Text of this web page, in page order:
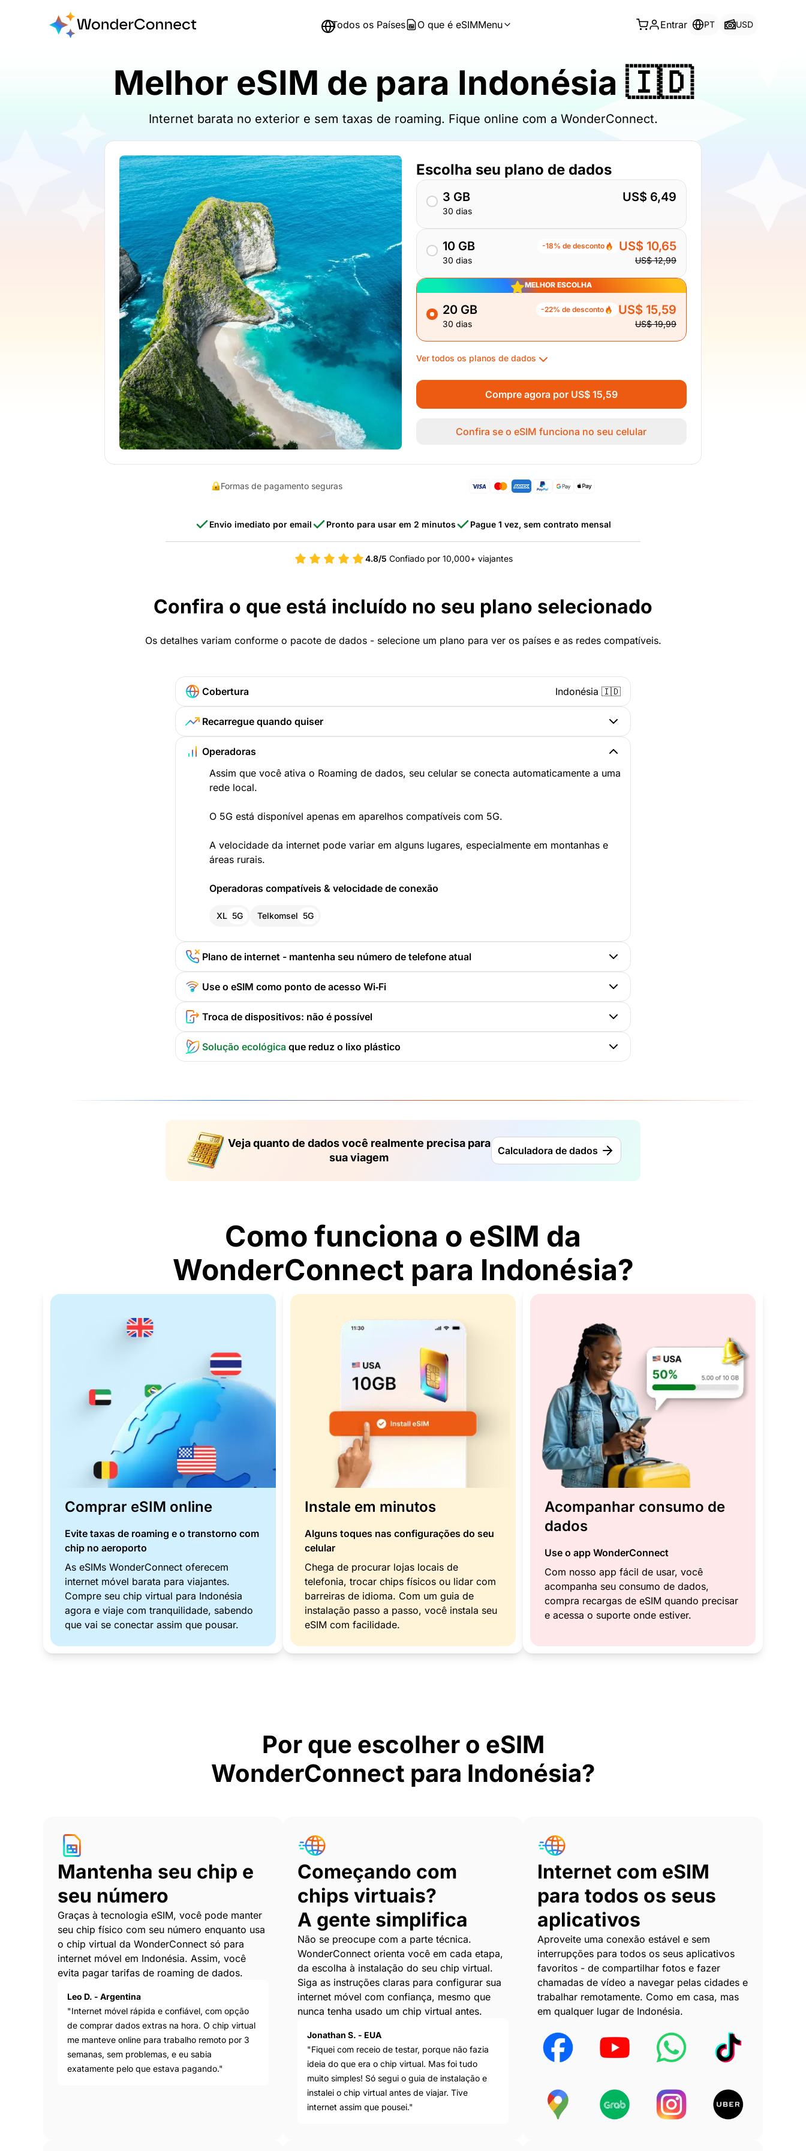
Todos os Países O que é eSIMMenu Entrar PT USD
Melhor eSIM de para Indonésia 🇮🇩
Internet barata no exterior e sem taxas de roaming. Fique online com a WonderConnect.
Escolha seu plano de dados
3 GB
30 dias
US$ 6,49
10 GB
30 dias
-18% de desconto US$ 10,65
US$ 12,99
MELHOR ESCOLHA
20 GB
30 dias
-22% de desconto US$ 15,59
US$ 19,99
Ver todos os planos de dados
Compre agora por US$ 15,59
Confira se o eSIM funciona no seu celular
Formas de pagamento seguras
Envio imediato por email Pronto para usar em 2 minutos Pague 1 vez, sem contrato mensal
4.8/5 Confiado por 10,000+ viajantes
Confira o que está incluído no seu plano selecionado
Os detalhes variam conforme o pacote de dados - selecione um plano para ver os países e as redes compatíveis.
Cobertura Indonésia 🇮🇩
Recarregue quando quiser
Operadoras
Assim que você ativa o Roaming de dados, seu celular se conecta automaticamente a uma
rede local.
O 5G está disponível apenas em aparelhos compatíveis com 5G.
A velocidade da internet pode variar em alguns lugares, especialmente em montanhas e
áreas rurais.
Operadoras compatíveis & velocidade de conexão
XL 5G Telkomsel 5G
Plano de internet - mantenha seu número de telefone atual
Use o eSIM como ponto de acesso Wi‑Fi
Troca de dispositivos: não é possível
Solução ecológica que reduz o lixo plástico
Veja quanto de dados você realmente precisa para
sua viagem
Calculadora de dados
Como funciona o eSIM da
WonderConnect para Indonésia?
Comprar eSIM online
Evite taxas de roaming e o transtorno com
chip no aeroporto
As eSIMs WonderConnect oferecem
internet móvel barata para viajantes.
Compre seu chip virtual para Indonésia
agora e viaje com tranquilidade, sabendo
que vai se conectar assim que pousar.
Instale em minutos
Alguns toques nas configurações do seu
celular
Chega de procurar lojas locais de
telefonia, trocar chips físicos ou lidar com
barreiras de idioma. Com um guia de
instalação passo a passo, você instala seu
eSIM com facilidade.
Acompanhar consumo de
dados
Use o app WonderConnect
Com nosso app fácil de usar, você
acompanha seu consumo de dados,
compra recargas de eSIM quando precisar
e acessa o suporte onde estiver.
Por que escolher o eSIM
WonderConnect para Indonésia?
Mantenha seu chip e
seu número
Graças à tecnologia eSIM, você pode manter
seu chip físico com seu número enquanto usa
o chip virtual da WonderConnect só para
internet móvel em Indonésia. Assim, você
evita pagar tarifas de roaming de dados.
Leo D. - Argentina
"Internet móvel rápida e confiável, com opção
de comprar dados extras na hora. O chip virtual
me manteve online para trabalho remoto por 3
semanas, sem problemas, e eu sabia
exatamente pelo que estava pagando."
Começando com
chips virtuais?
A gente simplifica
Não se preocupe com a parte técnica.
WonderConnect orienta você em cada etapa,
da escolha à instalação do seu chip virtual.
Siga as instruções claras para configurar sua
internet móvel com confiança, mesmo que
nunca tenha usado um chip virtual antes.
Jonathan S. - EUA
"Fiquei com receio de testar, porque não fazia
ideia do que era o chip virtual. Mas foi tudo
muito simples! Só segui o guia de instalação e
instalei o chip virtual antes de viajar. Tive
internet assim que pousei."
Internet com eSIM
para todos os seus
aplicativos
Aproveite uma conexão estável e sem
interrupções para todos os seus aplicativos
favoritos - de compartilhar fotos e fazer
chamadas de vídeo a navegar pelas cidades e
trabalhar remotamente. Como em casa, mas
em qualquer lugar de Indonésia.